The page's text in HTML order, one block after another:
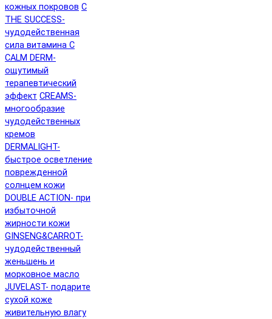
кожных покровов C
THE SUCCESS-
чудодейственная
сила витамина C
CALM DERM-
ощутимый
терапевтический
эффект CREAMS-
многообразие
чудодейственных
кремов
DERMALIGHT-
быстрое осветление
поврежденной
солнцем кожи
DOUBLE ACTION- при
избыточной
жирности кожи
GINSENG&CARROT-
чудодейственный
женьшень и
морковное масло
JUVELAST- подарите
сухой коже
живительную влагу